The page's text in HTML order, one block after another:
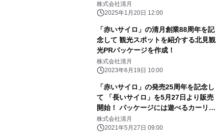
株式会社清月
2025年1月20日 12:00
「赤いサイロ」の清月創業88周年を記
念して 観光スポットを紹介する北見観
光PRパッケージを作成！
株式会社清月
2023年6月19日 10:00
「赤いサイロ」の発売25周年を記念し
て 「長いサイロ」を5月27日より販売
開始！ パッケージには遊べるカーリン
グボードゲームをデザイン
株式会社清月
2021年5月27日 09:00